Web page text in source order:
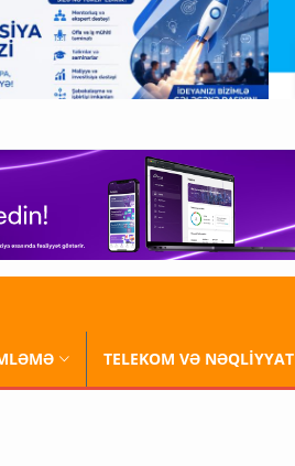
TELEKOM VƏ NƏQLİYYAT